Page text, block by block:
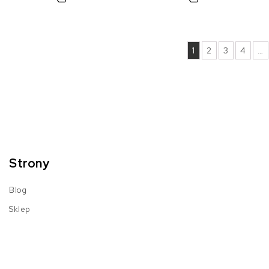
1 2 3 4
Strony
Blog
Sklep